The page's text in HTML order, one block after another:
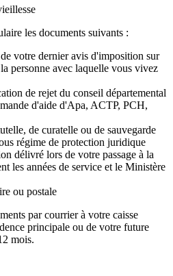
les documents suivants :
votre dernier avis d'imposition sur
personne avec laquelle vous vivez
de rejet du conseil départemental
d'aide d'Apa, ACTP, PCH,
de curatelle ou de sauvegarde
régime de protection juridique
délivré lors de votre passage à la
les années de service et le Ministère
ou postale
par courrier à votre caisse
principale ou de votre future
mois.